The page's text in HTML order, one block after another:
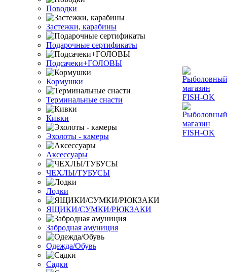
Поводки
Застежки, карабины
Подарочные сертификаты
Подсачеки+ГОЛОВЫ
Кормушки
Терминальные снасти
Кивки
Эхолоты - камеры
Аксессуары
ЧЕХЛЫ/ТУБУСЫ
Лодки
ЯЩИКИ/СУМКИ/РЮКЗАКИ
Забродная амуниция
Одежда/Обувь
Садки